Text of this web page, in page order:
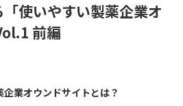
使いやすい製薬企業オ
前編
業オウンドサイトとは？